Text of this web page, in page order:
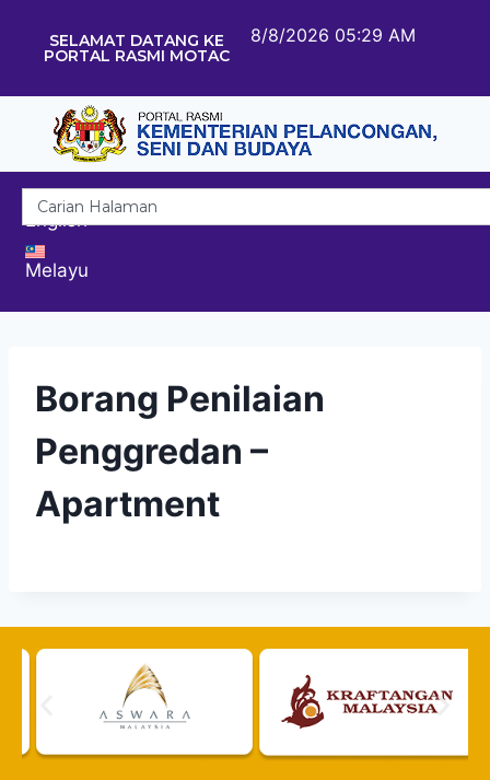
SELAMAT DATANG KE
PORTAL RASMI MOTAC
8/8/2026 05:29 AM
English
Melayu
Borang Penilaian
Penggredan –
Apartment